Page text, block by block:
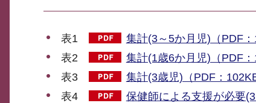
表1
集計(3～5か月児)（PDF：
表2
集計(1歳6か月児)（PDF：
表3
集計(3歳児)（PDF：102KB
表4
保健師による支援が必要